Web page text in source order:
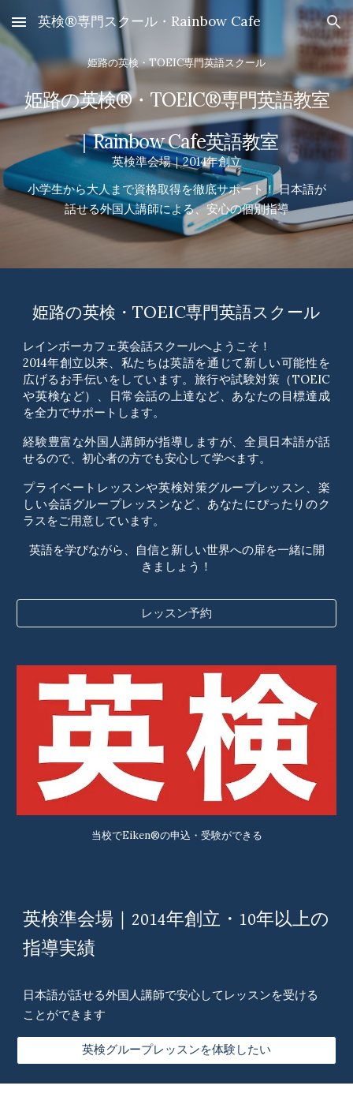
Skip to main content Skip to navigation
英検®専門スクール・Rainbow Cafe
姫路の英検・TOEIC専門英語スクール
姫路の英検®・TOEIC®専門英語教室
｜Rainbow Cafe英語教室
英検準会場｜2014年創立
小学生から大人まで資格取得を徹底サポート！ 日本語が
話せる外国人講師による、安心の個別指導
姫路の英検・TOEIC専門英語スクール
レインボーカフェ英会話スクールへようこそ！
2014年創立以来、私たちは英語を通じて新しい可能性を
広げるお手伝いをしています。旅行や試験対策（TOEIC
や英検など）、日常会話の上達など、あなたの目標達成
を全力でサポートします。
経験豊富な外国人講師が指導しますが、全員日本語が話
せるので、初心者の方でも安心して学べます。
プライベートレッスンや英検対策グループレッスン、楽
しい会話グループレッスンなど、あなたにぴったりのク
ラスをご用意しています。
英語を学びながら、自信と新しい世界への扉を一緒に開
きましょう！
レッスン予約
当校でEiken®の申込・受験ができる
英検準会場｜2014年創立・10年以上の
指導実績
日本語が話せる外国人講師で安心してレッスンを受ける
ことができます
英検グループレッスンを体験したい